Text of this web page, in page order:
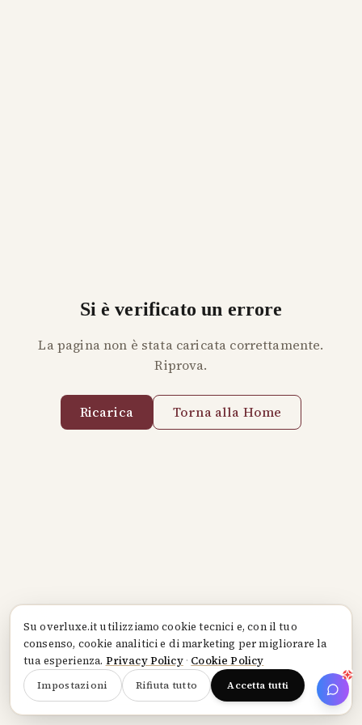
Suoverluxe.itutilizziamo cookie tecnici e, con il tuo
consenso, cookie analitici e di marketing per migliorare la
tua esperienza. Privacy Policy· Cookie Policy
Impostazioni Rifiuta tutto Accetta tutti
Si è verificato un errore
La pagina non è stata caricata correttamente.
Riprova.
Ricarica Torna alla Home